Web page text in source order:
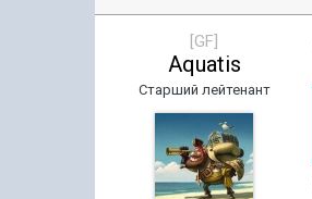
[GF]
Aquatis
Старший лейтенант